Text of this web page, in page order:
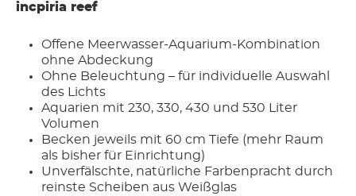
incpiria reef
Offene Meerwasser-Aquarium-Kombination
ohne Abdeckung
Ohne Beleuchtung – für individuelle Auswahl
des Lichts
Aquarien mit 230, 330, 430 und 530 Liter
Volumen
Becken jeweils mit 60 cm Tiefe (mehr Raum
als bisher für Einrichtung)
Unverfälschte, natürliche Farbenpracht durch
reinste Scheiben aus Weißglas